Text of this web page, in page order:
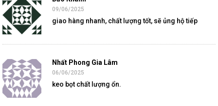
09/06/2025
giao hàng nhanh, chất lượng tốt, sẽ ủng hộ tiếp
Nhất Phong Gia Lâm
06/06/2025
keo bọt chất lượng ổn.